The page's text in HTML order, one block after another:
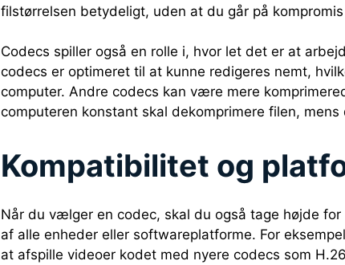
filstørrelsen betydeligt, uden at du går på
Codecs spiller også en rolle i, hvor let det er at
codecs er optimeret til at kunne redigeres nemt,
computer. Andre codecs kan være mere
computeren konstant skal dekomprimere filen, mens
Kompatibilitet og
Når du vælger en codec, skal du også tage højde
af alle enheder eller softwareplatforme. For
at afspille videoer kodet med nyere codecs som